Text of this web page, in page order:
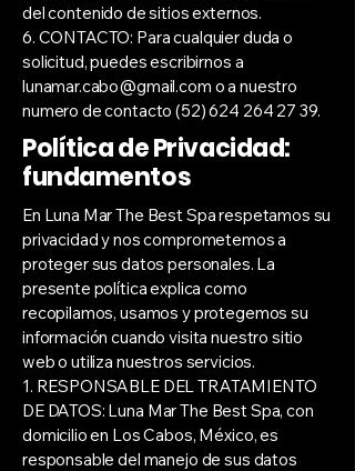
del contenido de sitios externos.
6. CONTACTO: Para cualquier duda o
solicitud, puedes escribirnos a
lunamar.cabo@gmail.com o a nuestro
numero de contacto(52) 624 264 27 39.
Política de Privacidad:
fundamentos
En Luna Mar The Best Spa respetamos su
privacidad y nos comprometemos a
proteger sus datos personales. La
presente política explica como
recopilamos, usamos y protegemos su
información cuando visita nuestro sitio
web o utiliza nuestros servicios.
1. RESPONSABLE DEL TRATAMIENTO
DE DATOS: Luna Mar The Best Spa, con
domicilio en Los Cabos, México, es
responsable del manejo de sus datos